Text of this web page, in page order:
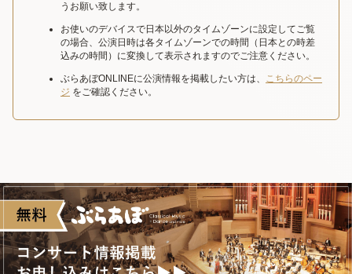
うお願い致します。
お使いのデバイスで日本以外のタイムゾーンに設定してご覧
の場合、公演日時は各タイムゾーンでの時間（日本との時差
込みの時間）に変換して表示されますのでご注意ください。
ぶらあぼONLINEに公演情報を掲載したい方は、 こちらのペー
ジ をご確認ください。